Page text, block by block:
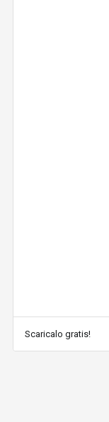
Scaricalo gratis!